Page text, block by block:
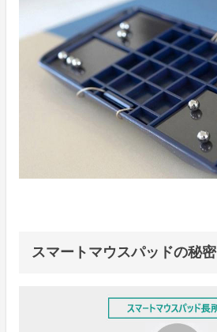
スマートマウスパッドの秘密